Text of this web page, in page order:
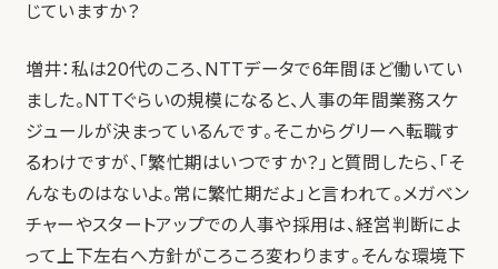
じていますか？
増井：私は20代のころ、NTTデータで6年間ほど働いてい
ました。NTTぐらいの規模になると、人事の年間業務スケ
ジュールが決まっているんです。そこからグリーへ転職す
るわけですが、「繁忙期はいつですか？」と質問したら、「そ
んなものはないよ。常に繁忙期だよ」と言われて。メガベン
チャーやスタートアップでの人事や採用は、経営判断によ
って上下左右へ方針がころころ変わります。そんな環境下